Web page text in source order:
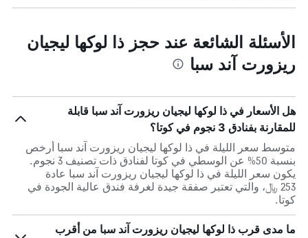
الأسئلة الشائعة عند حجز ذا لوكها ليجيان
ريزورت آند سبا
هل الأسعار في ذا لوكها ليجيان ريزورت آند سبا قابلة
للمقارنة بفنادق 3 نجوم في كوتا؟
متوسط سعر الليلة في ذا لوكها ليجيان ريزورت آند سبا أرخص
بنسبة 50% عن الوسطي في كوتا لفنادق ذات تصنيف 3 نجوم.
يكون سعر الليلة في ذا لوكها ليجيان ريزورت آند سبا عادة
253 ﷼، والتي تعتبر صفقة جيدة لغرفة فندق عالية الجودة في
كوتا.
ما مدى قرب ذا لوكها ليجيان ريزورت آند سبا من أقرب